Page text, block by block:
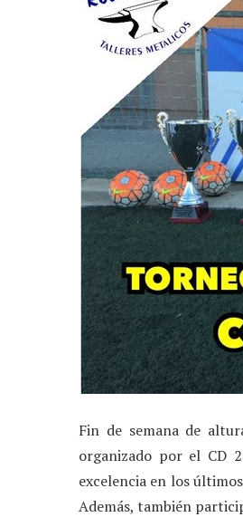
Fin de semana de
organizado por el CD
excelencia en los
Además, también